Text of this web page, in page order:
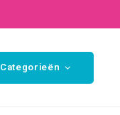
Categorieën